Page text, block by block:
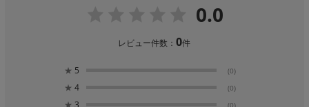
0.0
レビュー件数：0件
★ 5 (0)
★ 4 (0)
★ 3 (0)